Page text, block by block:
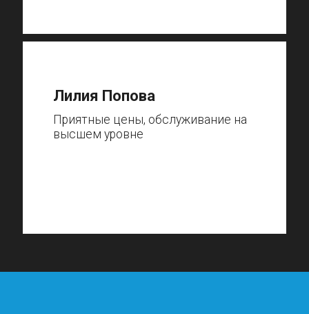
Лилия Попова
Приятные цены, обслуживание на
высшем уровне